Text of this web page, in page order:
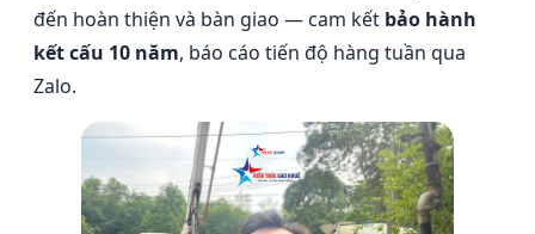
đến hoàn thiện và bàn giao — cam kết bảo hành
kết cấu 10 năm, báo cáo tiến độ hàng tuần qua
Zalo.